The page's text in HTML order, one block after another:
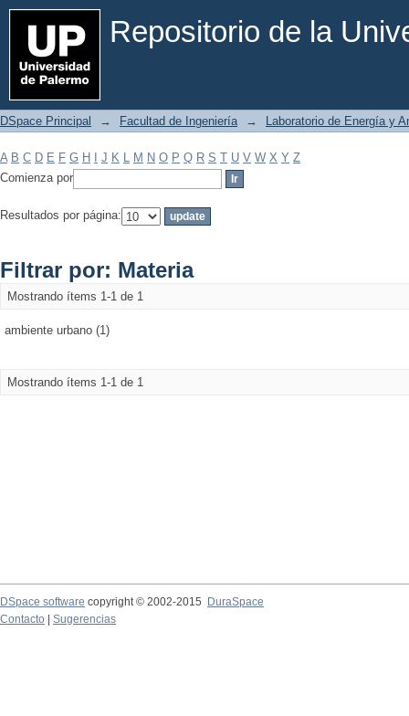
Repositorio de la
Filtrar por: Materia
DSpace Principal → Facultad de Ingeniería → Laboratorio de Energía y
A B C D E F G H J K L M N O P Q R S T U V W X Y Z
Comienza por
Resultados por página:
Filtrar por: Materia
Mostrando ítems 1-1 de 1
ambiente urbano (1)
Mostrando ítems 1-1 de 1
DSpace software copyright © 2002-2015
DuraSpace
Contacto
Sugerencias